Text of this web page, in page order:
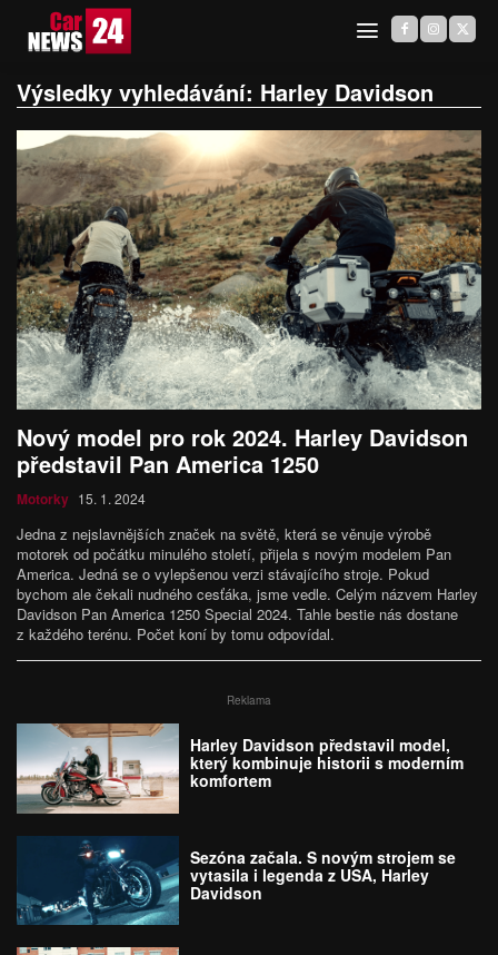
Výsledky vyhledávání: Harley Davidson
Nový model pro rok 2024. Harley Davidson
představil Pan America 1250
Motorky 15. 1. 2024
Jedna z nejslavnějších značek na světě, která se věnuje výrobě
motorek od počátku minulého století, přijela s novým modelem Pan
America. Jedná se o vylepšenou verzi stávajícího stroje. Pokud
bychom ale čekali nudného cesťáka, jsme vedle. Celým názvem Harley
Davidson Pan America 1250 Special 2024. Tahle bestie nás dostane
z každého terénu. Počet koní by tomu odpovídal.
Reklama
Harley Davidson představil model,
který kombinuje historii s moderním
komfortem
Sezóna začala. S novým strojem se
vytasila i legenda z USA, Harley
Davidson